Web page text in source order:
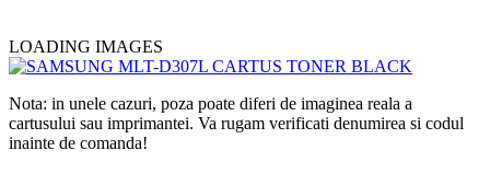
LOADING IMAGES
Nota: in unele cazuri, poza poate diferi de imaginea reala a
cartusului sau imprimantei. Va rugam verificati denumirea si codul
inainte de comanda!